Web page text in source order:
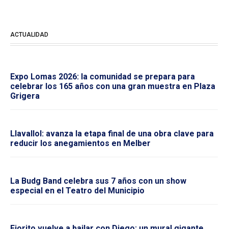
ACTUALIDAD
Expo Lomas 2026: la comunidad se prepara para
celebrar los 165 años con una gran muestra en Plaza
Grigera
Llavallol: avanza la etapa final de una obra clave para
reducir los anegamientos en Melber
La Budg Band celebra sus 7 años con un show
especial en el Teatro del Municipio